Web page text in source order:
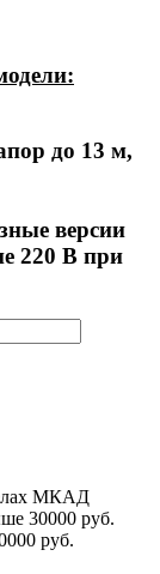
до 13 м,
версии
220 В при
МКАД
30000 руб.
руб.